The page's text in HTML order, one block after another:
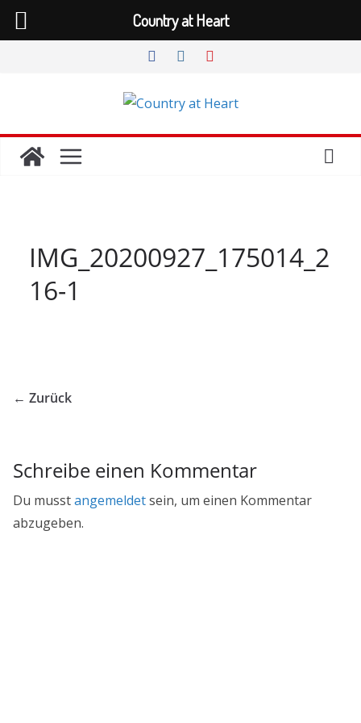
IMG_20200927_175014_2
16-1
← Zurück
Schreibe einen Kommentar
Du musstangemeldetsein, um einen Kommentar
abzugeben.
Country at Heart